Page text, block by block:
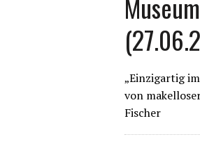
„Einzigartig
von
Fischer